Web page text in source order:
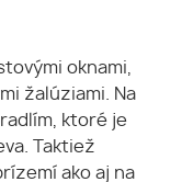
oknami,
žalúziami. Na
ktoré je
Taktiež
ako aj na